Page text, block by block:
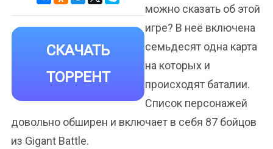
СКАЧАТЬ
ТОРРЕНТ
можно сказать об этой
игре? В неё включена
семьдесят одна карта
на которых и
происходят баталии.
Список персонажей
довольно обширен и включает в себя 87 бойцов
из Gigant Battle.